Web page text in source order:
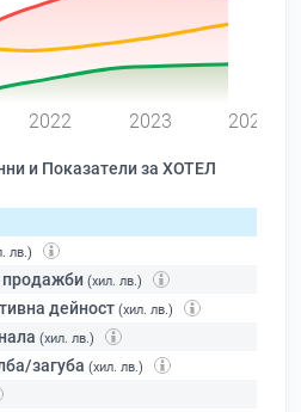
2022 2023 2024
и Показатели за ХОТЕЛ
лв.)
продажби (хил. лв.)
дейност (хил. лв.)
(хил. лв.)
загуба (хил. лв.)